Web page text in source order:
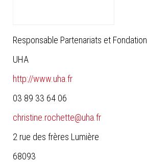
Responsable Partenariats et Fondation
UHA
http://www.uha.fr
03 89 33 64 06
christine.rochette@uha.fr
2 rue des frères Lumière
68093